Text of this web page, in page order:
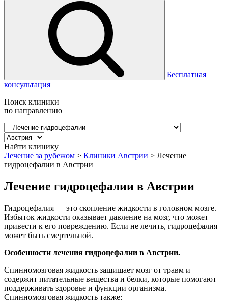
Бесплатная
консультация
Поиск клиники
по направлению
Найти клинику
Лечение за рубежом > Клиники Австрии > Лечение
гидроцефалии в Австрии
Лечение гидроцефалии в Австрии
Гидроцефалия — это скопление жидкости в головном мозге.
Избыток жидкости оказывает давление на мозг, что может
привести к его повреждению. Если не лечить, гидроцефалия
может быть смертельной.
Особенности лечения гидроцефалии в Австрии.
Спинномозговая жидкость защищает мозг от травм и
содержит питательные вещества и белки, которые помогают
поддерживать здоровье и функции организма.
Спинномозговая жидкость также: